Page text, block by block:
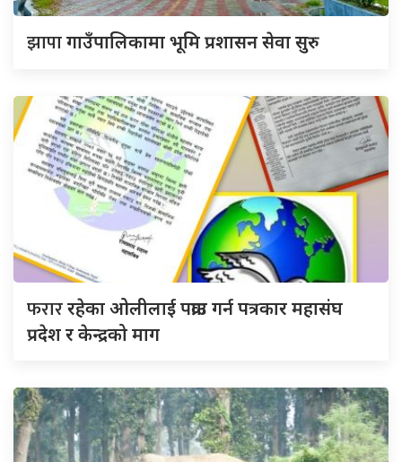
झापागाउँपालिकामा भूमि प्रशासन सेवा सुरु
फराररहेका ओलीलाई पक्राउ गर्न पत्रकार महासंघ
प्रदेश र केन्द्रको माग